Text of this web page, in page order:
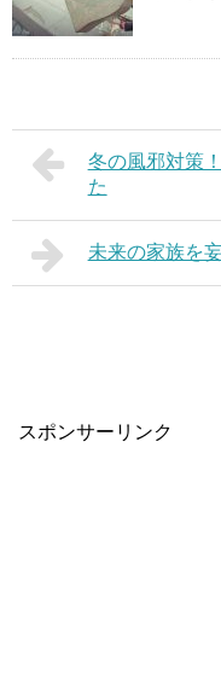
冬の風邪対策
た
未来の家族を
スポンサーリンク